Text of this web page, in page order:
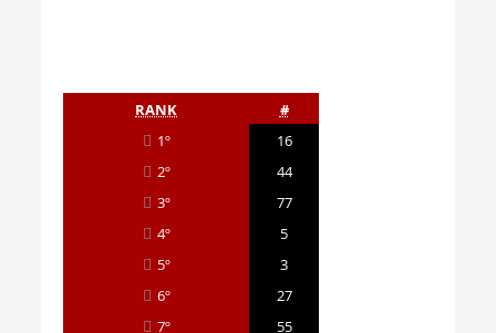
RANK
#
1º
16
2º
44
3º
77
4º
5
5º
3
6º
27
7º
55